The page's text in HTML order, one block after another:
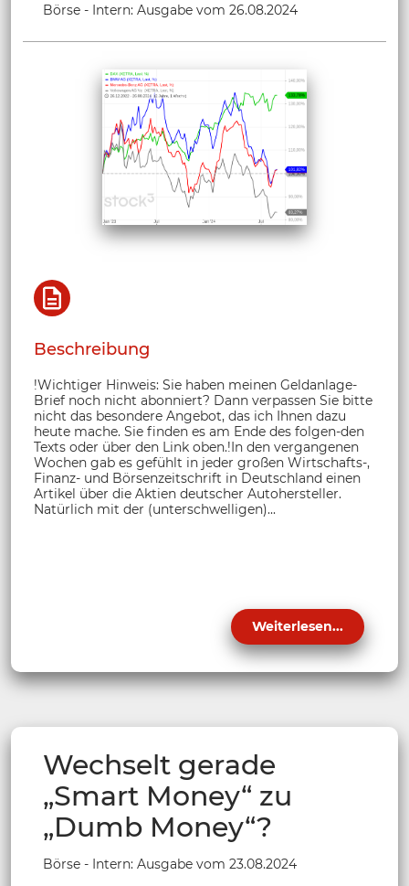
Börse - Intern: Ausgabe vom 26.08.2024
Beschreibung
!Wichtiger Hinweis: Sie haben meinen Geldanlage-
Brief noch nicht abonniert? Dann verpassen Sie bitte
nicht das besondere Angebot, das ich Ihnen dazu
heute mache. Sie finden es am Ende des folgen-den
Texts oder über den Link oben.!In den vergangenen
Wochen gab es gefühlt in jeder großen Wirtschafts-,
Finanz- und Börsenzeitschrift in Deutschland einen
Artikel über die Aktien deutscher Autohersteller.
Natürlich mit der (unterschwelligen)...
Weiterlesen...
Wechselt gerade
„Smart Money“ zu
„Dumb Money“?
Börse - Intern: Ausgabe vom 23.08.2024